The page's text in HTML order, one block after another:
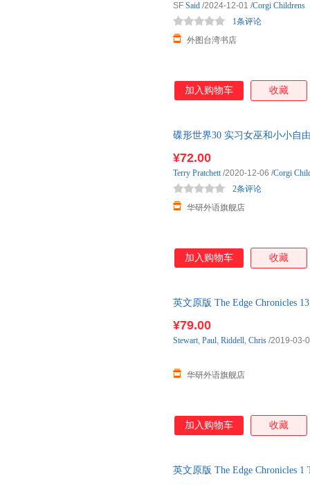
外图台湾书店
1条评论
SF Said /2024-12-01 /Corgi Childrens
加入购物车 收藏
碟形世界30 实习女巫和小小自
¥72.00
华研外语旗舰店
2条评论
Terry Pratchett/2020-12-06 /Corgi
加入购物车 收藏
英文原版 The Edge Chronicles
¥79.00
华研外语旗舰店
Stewart, Paul, Riddell, Chris /2019-03-
加入购物车 收藏
英文原版 The Edge Chronicles 1